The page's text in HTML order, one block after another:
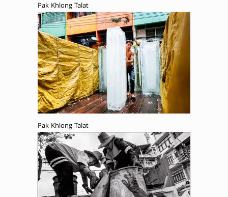
Pak Khlong Talat
Pak Khlong Talat